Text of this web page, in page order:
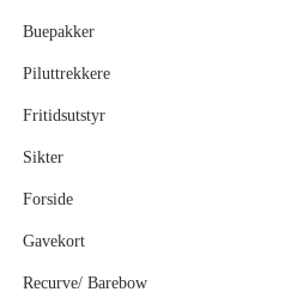
Buepakker
Piluttrekkere
Fritidsutstyr
Sikter
Forside
Gavekort
Recurve/ Barebow